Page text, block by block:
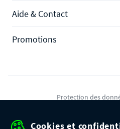
Aide & Contact
Promotions
Protection des
Cookies et